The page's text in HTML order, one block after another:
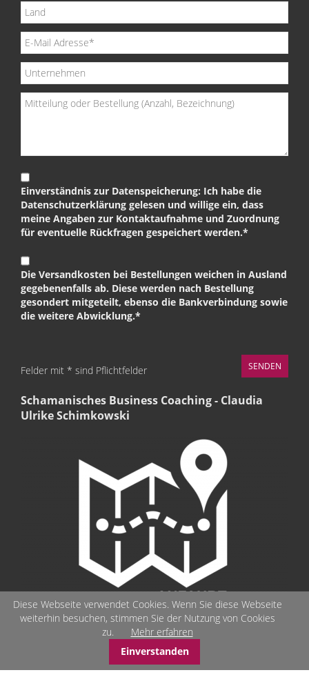
Einverständnis zur Datenspeicherung: Ich habe die
Datenschutzerklärung gelesen und willige ein, dass
meine Angaben zur Kontaktaufnahme und Zuordnung
für eventuelle Rückfragen gespeichert werden.*
Die Versandkosten bei Bestellungen weichen in Ausland
gegebenenfalls ab. Diese werden nach Bestellung
gesondert mitgeteilt, ebenso die Bankverbindung sowie
die weitere Abwicklung.*
Felder mit * sind Pflichtfelder
Schamanisches Business Coaching - Claudia
Ulrike Schimkowski
© Schamanisches-Business-Coaching - Seelenbilder - Stärken-
Diese Webseite verwendet Cookies. Wenn Sie diese Webseite
weiterhin besuchen, stimmen Sie der Nutzung von Cookies
zu.
Mehr erfahren
Einverstanden